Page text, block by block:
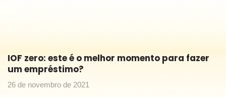
IOF zero: este é o melhor momento para fazer
um empréstimo?
26 de novembro de 2021